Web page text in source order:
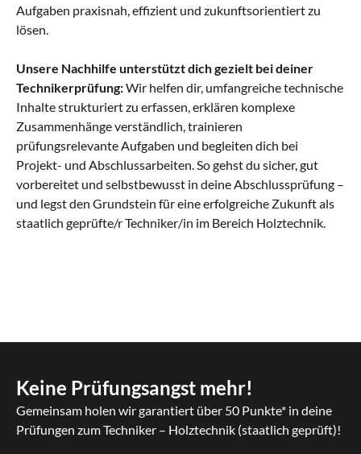
Aufgaben praxisnah, effizient und zukunftsorientiert zu
lösen.
Unsere Nachhilfe unterstützt dich gezielt bei deiner
Technikerprüfung:Wir helfen dir, umfangreiche technische
Inhalte strukturiert zu erfassen, erklären komplexe
Zusammenhänge verständlich, trainieren
prüfungsrelevante Aufgaben und begleiten dich bei
Projekt- und Abschlussarbeiten. So gehst du sicher, gut
vorbereitet und selbstbewusst in deine Abschlussprüfung –
und legst den Grundstein für eine erfolgreiche Zukunft als
staatlich geprüfte/r Techniker/in im Bereich Holztechnik.
Keine Prüfungsangst mehr!
Gemeinsam holen wir garantiert über 50 Punkte* in deine
Prüfungen zum Techniker – Holztechnik (staatlich geprüft)!